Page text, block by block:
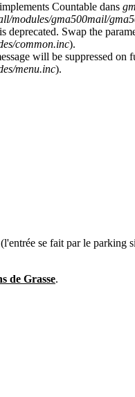
Countable dans
modules/gma500mail/
Swap the
common.inc).
will be suppressed on
menu.inc).
se fait par le parking
de Grasse.